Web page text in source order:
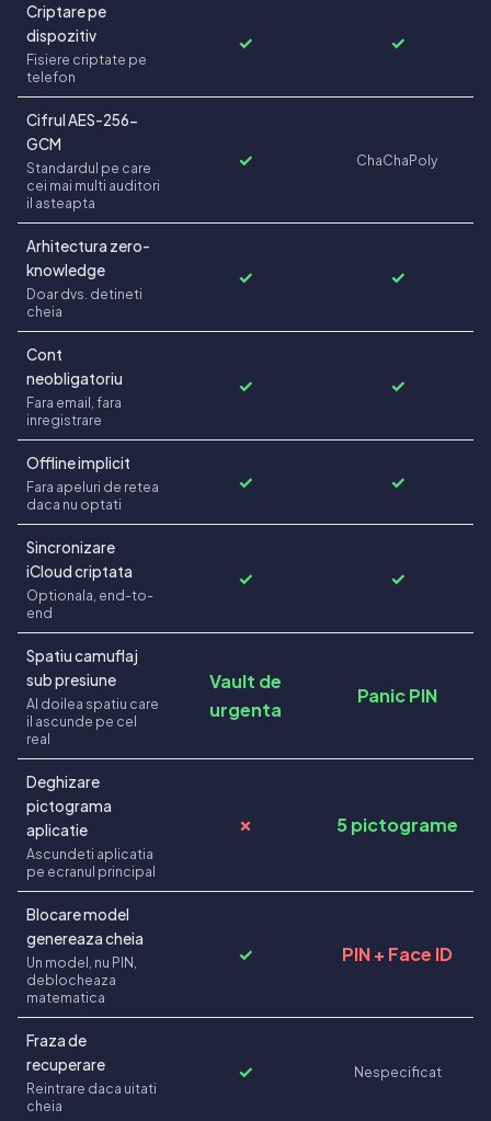
Criptare pe
dispozitiv
Fisiere criptate pe
telefon
✓ ✓
Cifrul AES-256-
GCM
Standardul pe care
cei mai multi auditori
il asteapta
✓ ChaChaPoly
Arhitectura zero-
knowledge
Doar dvs. detineti
cheia
✓ ✓
Cont
neobligatoriu
Fara email, fara
inregistrare
✓ ✓
Offline implicit
Fara apeluri de retea
daca nu optati
✓ ✓
Sincronizare
iCloud criptata
Optionala, end-to-
end
✓ ✓
Spatiu camuflaj
sub presiune
Al doilea spatiu care
il ascunde pe cel
real
Vault de
urgenta
Panic PIN
Deghizare
pictograma
aplicatie
Ascundeti aplicatia
pe ecranul principal
✗ 5 pictograme
Blocare model
genereaza cheia
Un model, nu PIN,
deblocheaza
matematica
✓ PIN + Face ID
Fraza de
recuperare
Reintrare daca uitati
cheia
✓ Nespecificat